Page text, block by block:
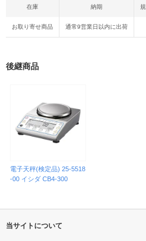
在庫 納期
お取り寄せ商品 通常9営業日以内に出荷
後継商品
電子天秤(検定品) 25-5518
-00 イシダ CB4-300
当サイトについて